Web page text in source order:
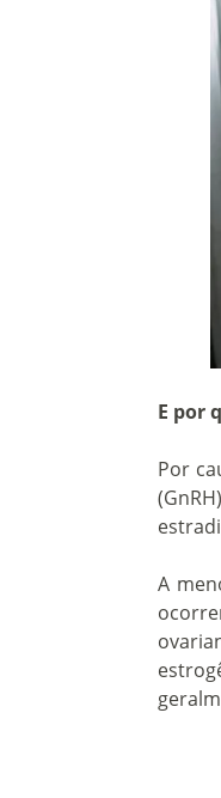
E por
Por
A